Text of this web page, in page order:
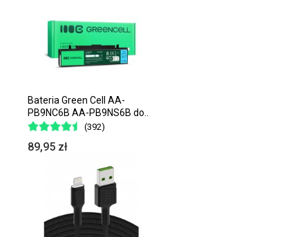
Bateria Green Cell AA-
PB9NC6B AA-PB9NS6B do..
(392)
89,95 zł